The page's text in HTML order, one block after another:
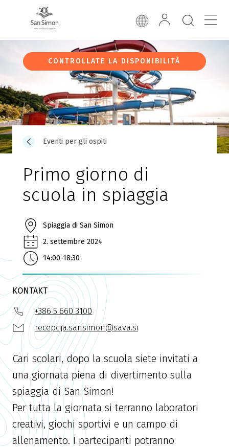
CONTROLLATE LA DISPONIBILITÀ
Eventi per gli ospiti
Primo giorno di
scuola in spiaggia
Spiaggia di San Simon
2. settembre 2024
14:00-18:30
KONTAKT
+386 5 660 3100
recepcija.sansimon@sava.si
Cari scolari, dopo la scuola siete invitati a
una giornata piena di divertimento sulla
spiaggia di San Simon!
Per tutta la giornata si terranno laboratori
creativi, giochi sportivi e un campo di
allenamento. I partecipanti potranno